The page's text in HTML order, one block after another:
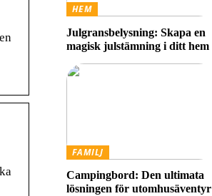
HEM
Julgransbelysning: Skapa en
magisk julstämning i ditt hem
FAMILJ
Campingbord: Den ultimata
lösningen för utomhusäventyr